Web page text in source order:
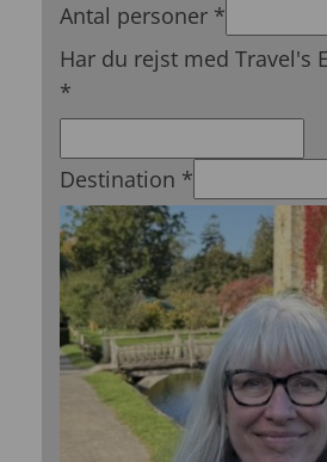
Antal personer *
Har du rejst med Travel's
*
Destination *